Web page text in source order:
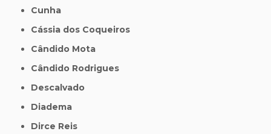
Cunha
Cássia dos Coqueiros
Cândido Mota
Cândido Rodrigues
Descalvado
Diadema
Dirce Reis